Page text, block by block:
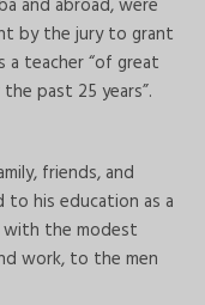
and abroad, were
by the jury to grant
a teacher “of great
past 25 years”.
friends, and
his education as a
with the modest
work, to the men